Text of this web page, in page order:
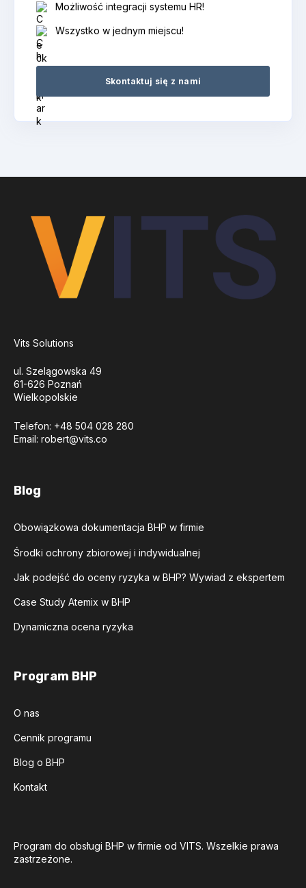
Możliwość integracji systemu HR!
Wszystko w jednym miejscu!
Skontaktuj się z nami
Vits Solutions
ul. Szelągowska 49
61-626 Poznań
Wielkopolskie
Telefon: +48 504 028 280
Email: robert@vits.co
Blog
Obowiązkowa dokumentacja BHP w firmie
Środki ochrony zbiorowej i indywidualnej
Jak podejść do oceny ryzyka w BHP? Wywiad z ekspertem
Case Study Atemix w BHP
Dynamiczna ocena ryzyka
Program BHP
O nas
Cennik programu
Blog o BHP
Kontakt
Program do obsługi BHP w firmie od VITS. Wszelkie prawa
zastrzeżone.